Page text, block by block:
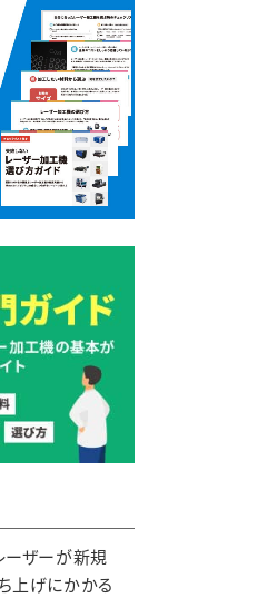
ーザーが新規
上げにかかる